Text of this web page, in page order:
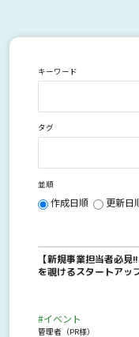
キーワード
タグ
並順
作成日順 更新日
【新規事業担当者必見
を覗けるスタートアッ
#イベント
管理者（PR様）